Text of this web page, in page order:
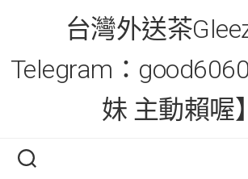
台灣外送茶
Telegram：
妹 主動賴喔】